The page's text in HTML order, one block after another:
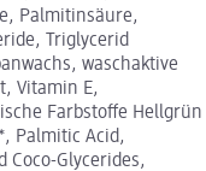
Palmitinsäure,
Triglycerid
waschaktive
Vitamin E,
Farbstoffe Hellgrün
Palmitic Acid,
Coco-Glycerides,